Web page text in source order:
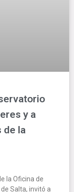
y a
de la
la Oficina de
Salta, invitó a